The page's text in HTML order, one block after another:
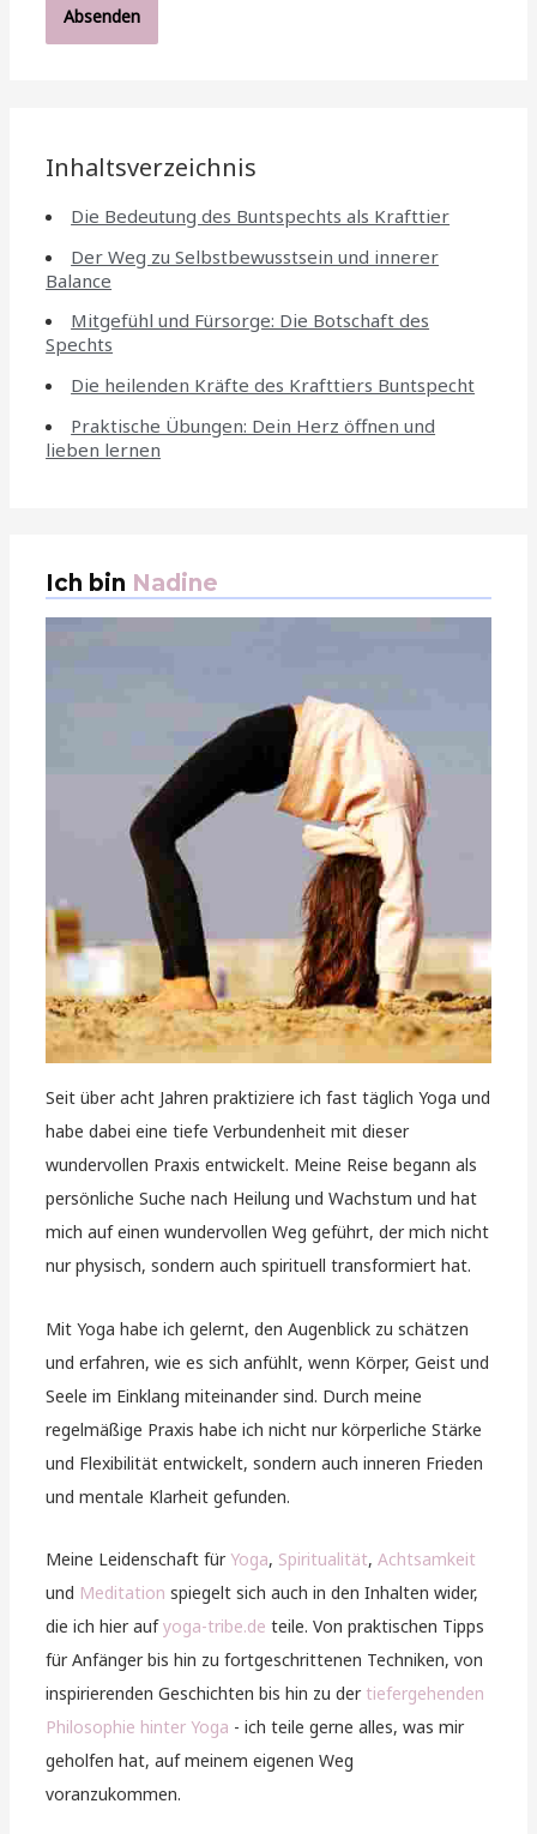
Inhaltsverzeichnis
Die Bedeutung des Buntspechts als Krafttier
Der Weg zu Selbstbewusstsein und innerer
Balance
Mitgefühl und Fürsorge: Die Botschaft des
Spechts
Die heilenden Kräfte des Krafttiers Buntspecht
Praktische Übungen: Dein Herz öffnen und
lieben lernen
Ich bin Nadine
Seit über acht Jahren praktiziere ich fast täglich Yoga und
habe dabei eine tiefe Verbundenheit mit dieser
wundervollen Praxis entwickelt. Meine Reise begann als
persönliche Suche nach Heilung und Wachstum und hat
mich auf einen wundervollen Weg geführt, der mich nicht
nur physisch, sondern auch spirituell transformiert hat.
Mit Yoga habe ich gelernt, den Augenblick zu schätzen
und erfahren, wie es sich anfühlt, wenn Körper, Geist und
Seele im Einklang miteinander sind. Durch meine
regelmäßige Praxis habe ich nicht nur körperliche Stärke
und Flexibilität entwickelt, sondern auch inneren Frieden
und mentale Klarheit gefunden.
Meine Leidenschaft für Yoga, Spiritualität,Achtsamkeit
und Meditation spiegelt sich auch in den Inhalten wider,
die ich hier aufyoga-tribe.de teile. Von praktischen Tipps
für Anfänger bis hin zu fortgeschrittenen Techniken, von
inspirierenden Geschichten bis hin zu der tiefergehenden
Philosophie hinter Yoga - ich teile gerne alles, was mir
geholfen hat, auf meinem eigenen Weg
voranzukommen.